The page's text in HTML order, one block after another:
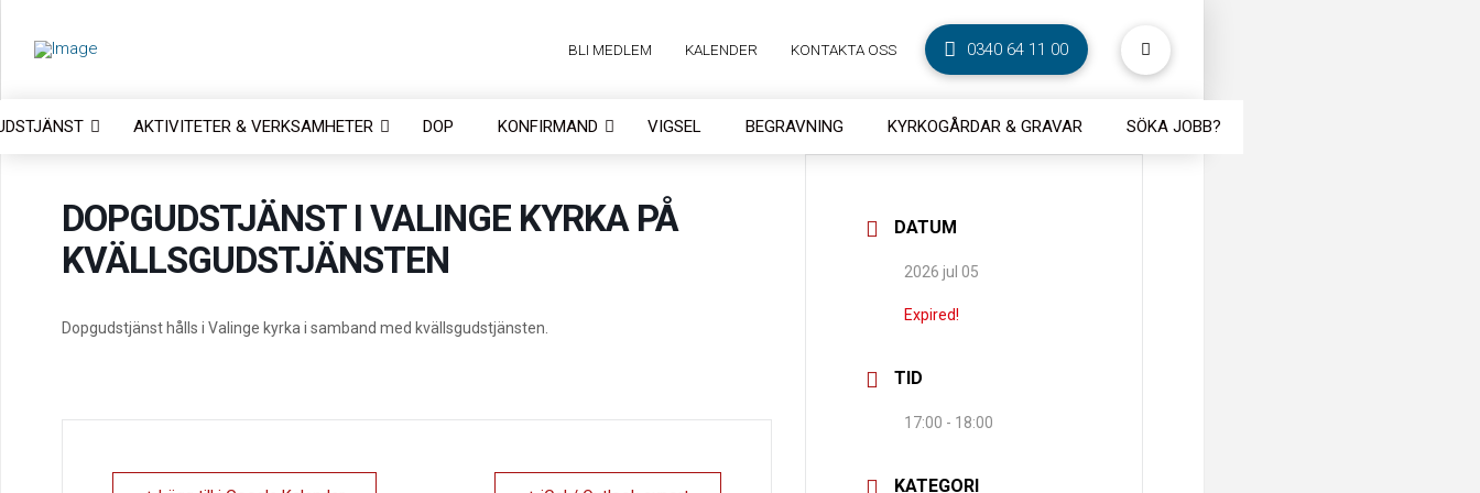
BLI MEDLEM KALENDER KONTAKTA OSS 0340 64 11 00
AKTIVITETER & VERKSAMHETER DOP KONFIRMAND VIGSEL BEGRAVNING KYRKOGÅRDAR & GRAVAR SÖKA JOBB?
DOPGUDSTJÄNST I VALINGE KYRKA PÅ
KVÄLLSGUDSTJÄNSTEN
Dopgudstjänst hålls i Valinge kyrka i samband med kvällsgudstjänsten.
DATUM
2026 jul 05
Expired!
TID
17:00 - 18:00
KATEGORI